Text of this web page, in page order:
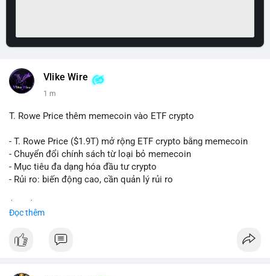
Vlike Wire
1 m
T. Rowe Price thêm memecoin vào ETF crypto
- T. Rowe Price ($1.9T) mở rộng ETF crypto bằng memecoin
- Chuyển đổi chính sách từ loại bỏ memecoin
- Mục tiêu đa dạng hóa đầu tư crypto
- Rủi ro: biến động cao, cần quản lý rủi ro
Đọc thêm